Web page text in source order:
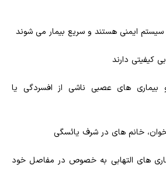
ایمنی هستند و سریع بیمار می شوند
کیفیتی دارند
بیماری های عصبی ناشی از افسردگی یا
خانم های در شرف یائسگی
های التهابی به خصوص در مفاصل خود